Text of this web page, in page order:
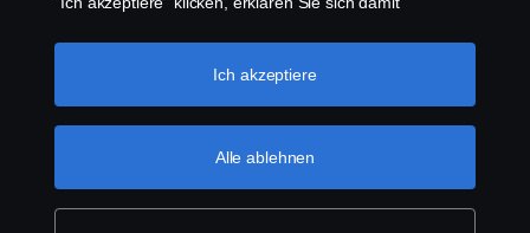
Informationen weitergegeben werden. Sie können Ihre
Cookies auch verwalten, indem Sie auf die "Cookie-
bitte unseren Abschnitt über Cookies, den Sie durch
Klicken auf den Link unter diesem Text finden
können. Weitere Informationen zum Datenschutz
Alle ablehnen
Ich akzeptiere